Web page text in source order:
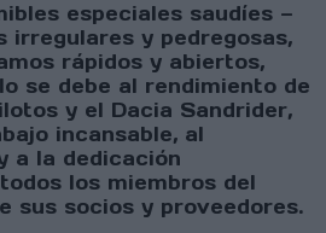
especiales saudíes —
irregulares y pedregosas,
rápidos y abiertos,
se debe al rendimiento de
y el Dacia Sandrider,
incansable, al
a la dedicación
los miembros del
sus socios y proveedores.